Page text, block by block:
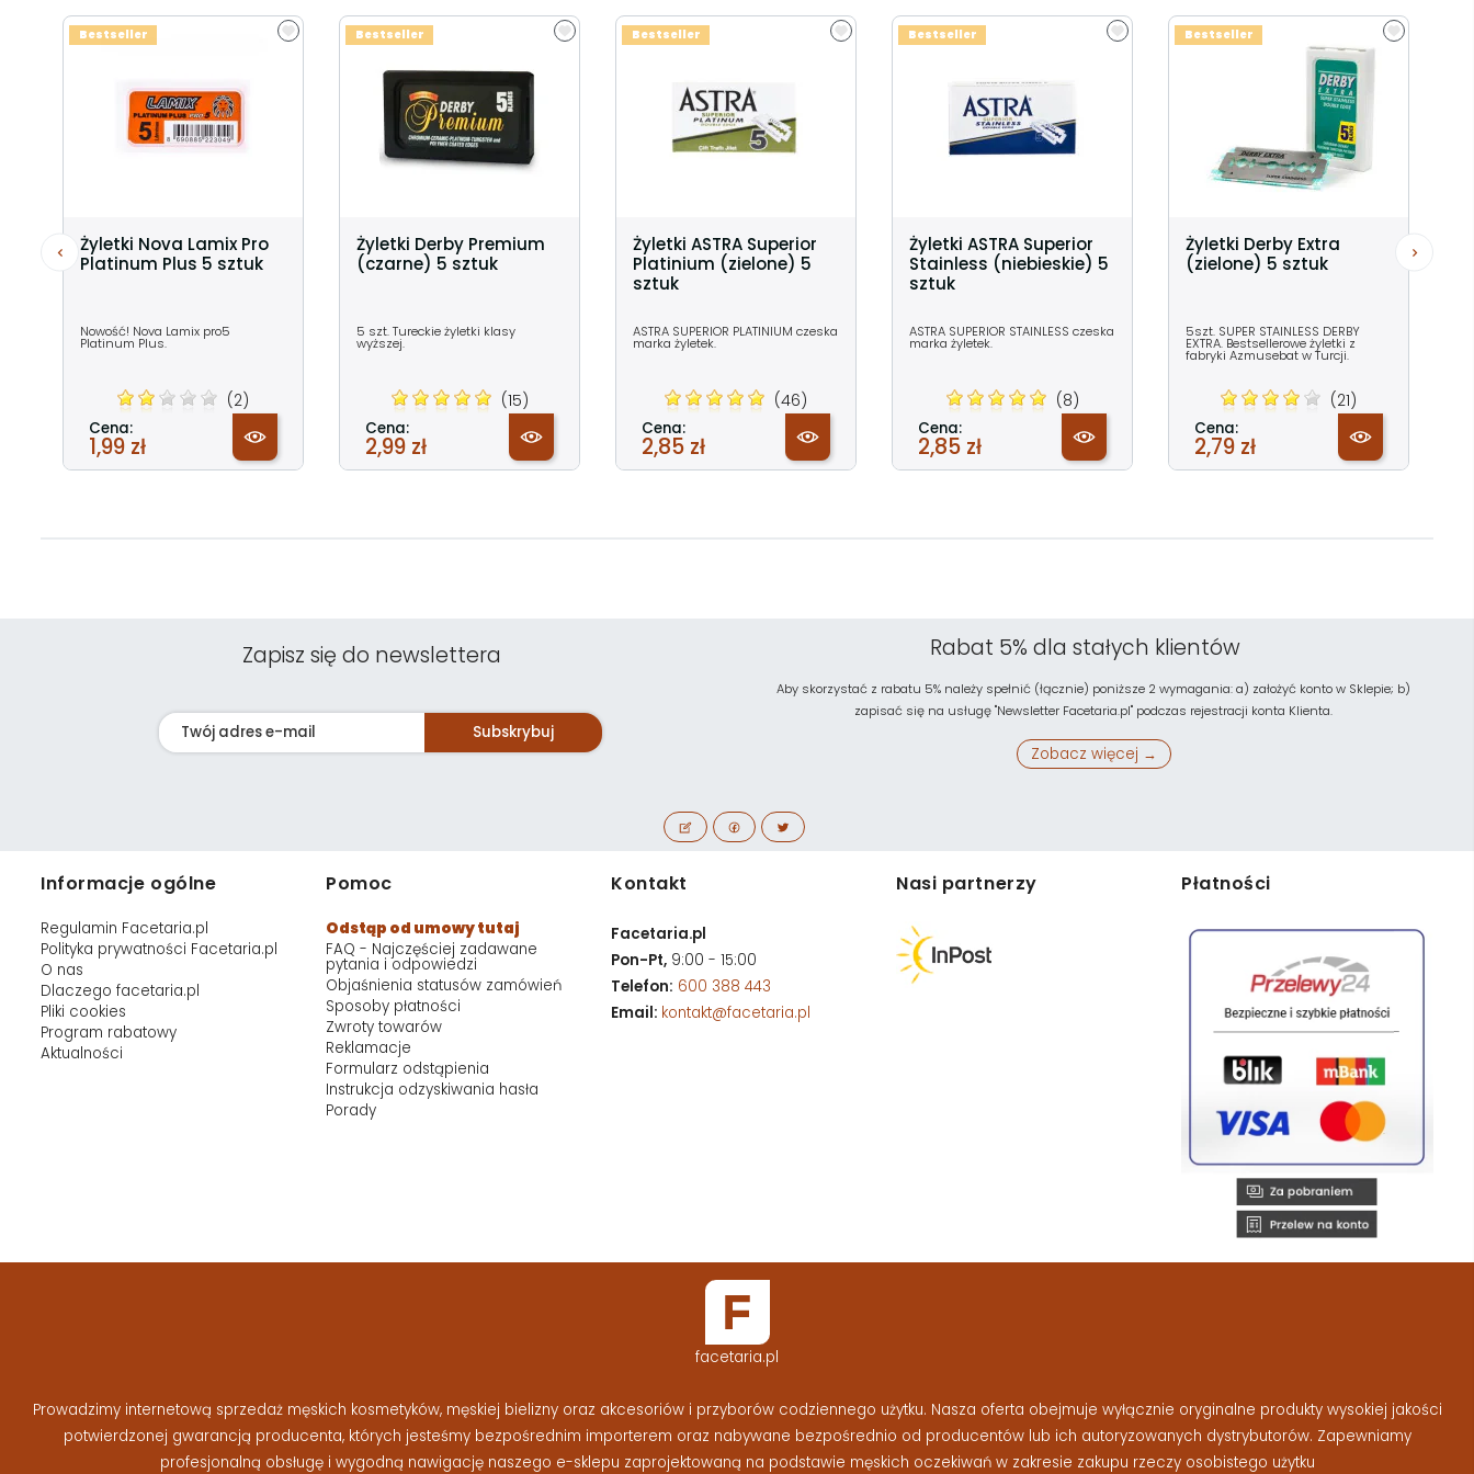
Żyletki Nova Lamix Pro
Platinum Plus 5 sztuk
Nowość! Nova Lamix pro5
Platinum Plus.
(2)
Cena:
1,99 zł
Bestseller
Żyletki Derby Premium
(czarne) 5 sztuk
5 szt. Tureckie żyletki klasy
wyższej.
(15)
Cena:
2,99 zł
Bestseller
Żyletki ASTRA Superior
Platinium (zielone) 5
sztuk
ASTRA SUPERIOR PLATINIUM czeska
marka żyletek.
(46)
Cena:
2,85 zł
Bestseller
Żyletki ASTRA Superior
Stainless (niebieskie) 5
sztuk
ASTRA SUPERIOR STAINLESS czeska
marka żyletek.
(8)
Cena:
2,85 zł
Bestseller
Żyletki Derby Extra
(zielone) 5 sztuk
5szt. SUPER STAINLESS DERBY
EXTRA. Bestsellerowe żyletki z
fabryki Azmusebat w Turcji.
(21)
Cena:
2,79 zł
Bestseller
Zapisz się do newslettera
Subskrybuj
Rabat 5% dla stałych klientów
Aby skorzystać z rabatu 5% należy spełnić (łącznie) poniższe 2 wymagania: a) założyć konto w Sklepie; b)
zapisać się na usługę "Newsletter Facetaria.pl" podczas rejestracji konta Klienta.
Zobacz więcej →
Informacje ogólne
Regulamin Facetaria.pl
Polityka prywatności Facetaria.pl
O nas
Dlaczego facetaria.pl
Pliki cookies
Program rabatowy
Aktualności
Pomoc
Odstąp od umowy tutaj
FAQ - Najczęściej zadawane
pytania i odpowiedzi
Objaśnienia statusów zamówień
Sposoby płatności
Zwroty towarów
Reklamacje
Formularz odstąpienia
Instrukcja odzyskiwania hasła
Porady
Kontakt
Facetaria.pl
Pon-Pt, 9:00 - 15:00
Telefon: 600 388 443
Email: kontakt@facetaria.pl
Nasi partnerzy Płatności
facetaria.pl
Prowadzimy internetową sprzedaż męskich kosmetyków, męskiej bielizny oraz akcesoriów i przyborów codziennego użytku. Nasza oferta obejmuje wyłącznie oryginalne produkty wysokiej jakości
potwierdzonej gwarancją producenta, których jesteśmy bezpośrednim importerem oraz nabywane bezpośrednio od producentów lub ich autoryzowanych dystrybutorów. Zapewniamy
profesjonalną obsługę i wygodną nawigację naszego e-sklepu zaprojektowaną na podstawie męskich oczekiwań w zakresie zakupu rzeczy osobistego użytku